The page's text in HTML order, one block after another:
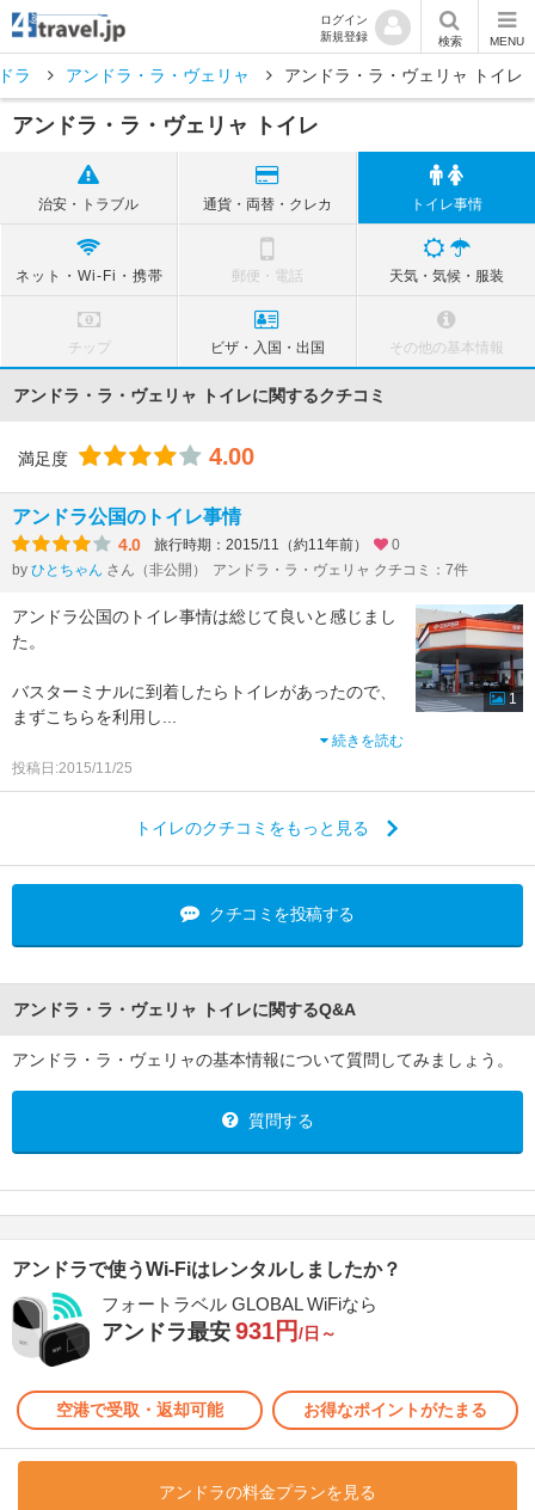
ログイン
新規登録
検索 MENU
ラ アンドラ・ラ・ヴェリャ アンドラ・ラ・ヴェリャ トイレ
アンドラ・ラ・ヴェリャ トイレ
治安・トラブル 通貨・両替・クレカ トイレ事情
ネット・Wi-Fi・携帯 郵便・電話 天気・気候・服装
チップ ビザ・入国・出国 その他の基本情報
アンドラ・ラ・ヴェリャ トイレに関するクチコミ
満足度 4.00
アンドラ公国のトイレ事情
4.0 旅行時期：2015/11（約11年前）
0
by ひとちゃん さん（非公開） アンドラ・ラ・ヴェリャ クチコミ：7件
アンドラ公国のトイレ事情は総じて良いと感じまし
た。
バスターミナルに到着したらトイレがあったので、
まずこちらを利用し
続きを読む
投稿日:2015/11/25
1
トイレのクチコミをもっと見る
クチコミを投稿する
アンドラ・ラ・ヴェリャ トイレに関するQ&A
アンドラ・ラ・ヴェリャの基本情報について質問してみましょう。
質問する
アンドラで使うWi-Fiはレンタルしましたか？
フォートラベル GLOBAL WiFiなら
アンドラ最安 931円/日～
空港で受取・返却可能 お得なポイントがたまる
アンドラの料金プランを見る